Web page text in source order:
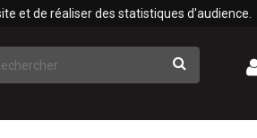
et de réaliser des statistiques d'audience.
Rechercher